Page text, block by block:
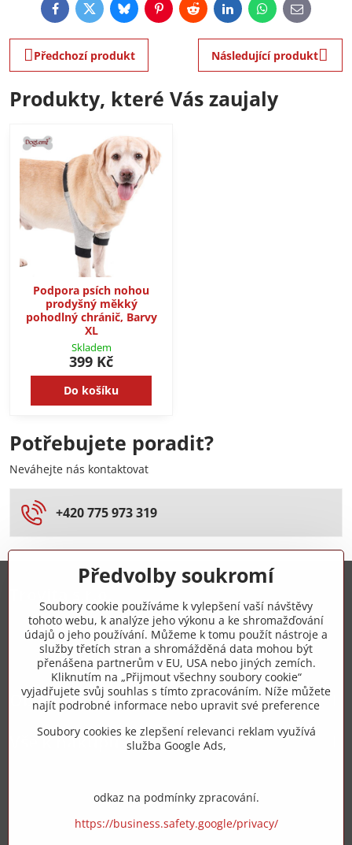
FacebookTwitterBlueskyPinterestRedditLinkedInWhatsApp
E-
mail
Předchozí produkt Následující produkt
Produkty, které Vás zaujaly
Podpora psích nohou
prodyšný měkký
pohodlný chránič, Barvy
XL
Skladem
399 Kč
Do košíku
Potřebujete poradit?
Neváhejte nás kontaktovat
+420 775 973 319
+420 775 973 319
info​@zipzop​.cz
Objednávky
Vše k nákupu
Předvolby soukromí
Soubory cookie používáme k vylepšení vaší návštěvy
tohoto webu, k analýze jeho výkonu a ke shromažďování
údajů o jeho používání. Můžeme k tomu použít nástroje a
služby třetích stran a shromážděná data mohou být
přenášena partnerům v EU, USA nebo jiných zemích.
Kliknutím na „Přijmout všechny soubory cookie“
vyjadřujete svůj souhlas s tímto zpracováním. Níže můžete
najít podrobné informace nebo upravit své preference
Soubory cookies ke zlepšení relevanci reklam využívá
služba Google Ads,
odkaz na podmínky zpracování.
https://business.safety.google/privacy/